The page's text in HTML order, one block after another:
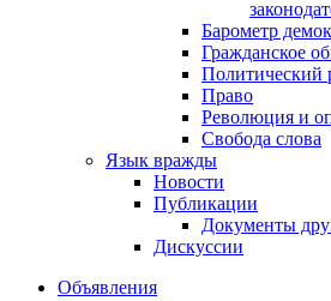
Барометр
Гражданское
Политический
Право
Революция и
Свобода слова
Язык вражды
Новости
Публикации
Документы
Дискуссии
Объявления